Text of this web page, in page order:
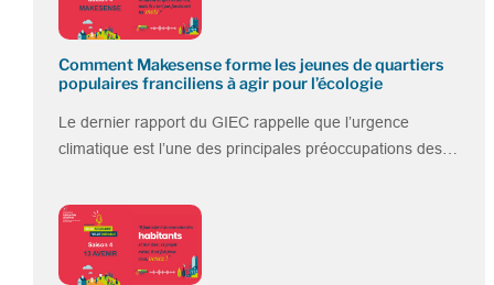
Comment Makesense forme les jeunes de quartiers
populaires franciliens à agir pour l’écologie
Le dernier rapport du GIEC rappelle que l’urgence
climatique est l’une des principales préoccupations des…